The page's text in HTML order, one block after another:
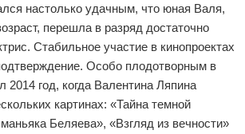
настолько удачным, что юная Валя,
перешла в разряд достаточно
Стабильное участие в кинопроектах
Особо плодотворным в
2014 год, когда Валентина Ляпина
картинах: «Тайна темной
Беляева», «Взгляд из вечности»